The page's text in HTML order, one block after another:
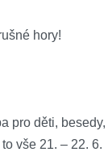
hory!
pro děti, besedy,
vše 21. – 22. 6.